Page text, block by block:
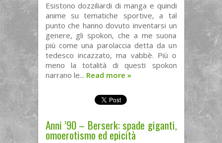
Esistono dozziliardi di manga e quindi
anime su tematiche sportive, a tal
punto che hanno dovuto inventarsi un
genere, gli spokon, che a me suona
più come una parolaccia detta da un
tedesco incazzato, ma vabbè. Più o
meno la totalità di questi spokon
narrano le... Read more »
Anni ’90 – Berserk: spade giganti,
omoerotismo ed epicità